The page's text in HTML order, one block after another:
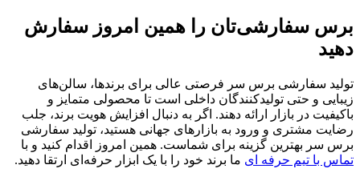
برس سفارشی‌تان را همین امروز سفارش
دهید
تولید سفارشی برس سر فرصتی عالی برای برندها، سالن‌های
زیبایی و حتی تولیدکنندگان داخلی است تا محصولی متمایز و
باکیفیت در بازار ارائه دهند. اگر به دنبال افزایش هویت برند، جلب
رضایت مشتری و ورود به بازارهای جهانی هستید، تولید سفارشی
برس سر بهترین گزینه برای شماست. همین امروز اقدام کنید و با
تماس با تیم حرفه ای ما برند خود را با یک ابزار حرفه‌ای ارتقا دهید.